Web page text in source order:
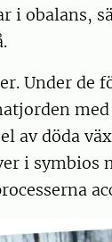
i obalans,
Under de
av döda
i symbios